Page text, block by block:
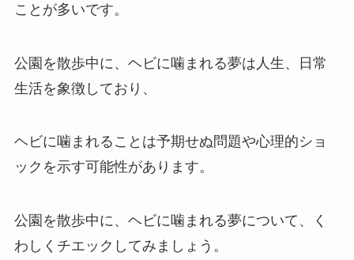
ことが多いです。
公園を散歩中に、ヘビに噛まれる夢は人生、日常
生活を象徴しており、
ヘビに噛まれることは予期せぬ問題や心理的ショ
ックを示す可能性があります。
公園を散歩中に、ヘビに噛まれる夢について、く
わしくチエックしてみましょう。